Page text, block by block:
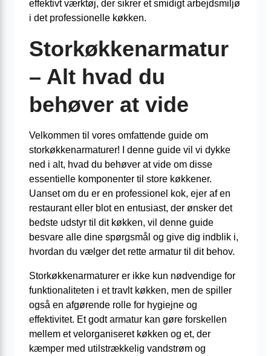
effektivt værktøj, der sikrer et smidigt arbejdsmiljø
i det professionelle køkken.
Storkøkkenarmatur
– Alt hvad du
behøver at vide
Velkommen til vores omfattende guide om
storkøkkenarmaturer! I denne guide vil vi dykke
ned i alt, hvad du behøver at vide om disse
essentielle komponenter til store køkkener.
Uanset om du er en professionel kok, ejer af en
restaurant eller blot en entusiast, der ønsker det
bedste udstyr til dit køkken, vil denne guide
besvare alle dine spørgsmål og give dig indblik i,
hvordan du vælger det rette armatur til dit behov.
Storkøkkenarmaturer er ikke kun nødvendige for
funktionaliteten i et travlt køkken, men de spiller
også en afgørende rolle for hygiejne og
effektivitet. Et godt armatur kan gøre forskellen
mellem et velorganiseret køkken og et, der
kæmper med utilstrækkelig vandstrøm og